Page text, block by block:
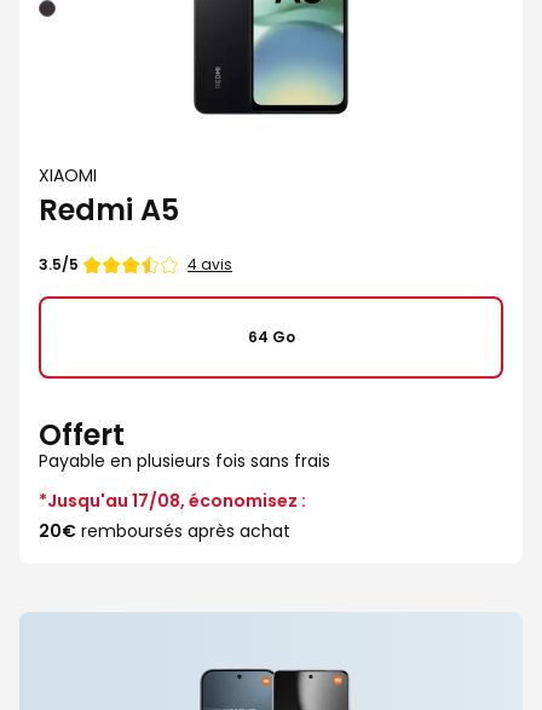
Noir
XIAOMI
Redmi A5
Note
3.5/5 4 avis
64 Go
Offert
Payable en plusieurs fois sans frais
*Jusqu'au 17/08, économisez :
20€ remboursés après achat